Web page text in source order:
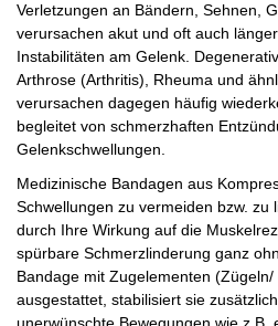
Verletzungen an Bändern, Sehnen,
verursachen akut und oft auch
Instabilitäten am Gelenk.
Arthrose (Arthritis), Rheuma und
verursachen dagegen häufig
begleitet von schmerzhaften
Gelenkschwellungen.
Medizinische Bandagen aus
Schwellungen zu vermeiden bzw. zu
durch Ihre Wirkung auf die
spürbare Schmerzlinderung ganz
Bandage mit Zugelementen
ausgestattet, stabilisiert sie